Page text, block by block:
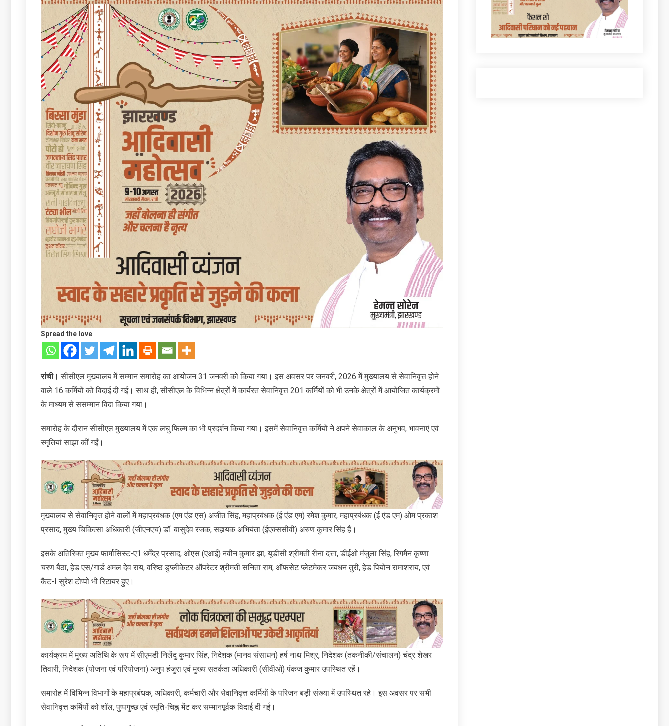
Spread the love
रांची। सीसीएल मुख्यालय में सम्मान समारोह का आयोजन 31 जनवरी को किया गया। इस अवसर पर जनवरी, 2026 में मुख्यालय से सेवानिवृत्त होने
वाले 16 कर्मियों को विदाई दी गई। साथ ही, सीसीएल के विभिन्न क्षेत्रों में कार्यरत सेवानिवृत्त 201 कर्मियों को भी उनके क्षेत्रों में आयोजित कार्यक्रमों
के माध्यम से ससम्मान विदा किया गया।
समारोह के दौरान सीसीएल मुख्यालय में एक लघु फिल्म का भी प्रदर्शन किया गया। इसमें सेवानिवृत्त कर्मियों ने अपने सेवाकाल के अनुभव, भावनाएं एवं
स्मृतियां साझा कीं गईं।
मुख्यालय से सेवानिवृत्त होने वालों में महाप्रबंधक (एम एंड एस) अजीत सिंह, महाप्रबंधक (ई एंड एम) रमेश कुमार, महाप्रबंधक (ई एंड एम) ओम प्रकाश
प्रसाद, मुख्य चिकित्सा अधिकारी (जीएनएच) डॉ. बासुदेव रजक, सहायक अभियंता (ईएक्ससीवी) अरुण कुमार सिंह हैं।
इसके अतिरिक्‍त मुख्य फार्मासिस्ट-ए1 धर्मेंद्र प्रसाद, ओएस (एआई) नवीन कुमार झा, यूडीसी श्रीमती रीना दत्ता, डीईओ मंजुला सिंह, रिगमैन कृष्णा
चरण बैठा, हेड एस/गार्ड अमल देव राय, वरिष्ठ डुप्लीकेटर ऑपरेटर श्रीमती सनिता राम, ऑफसेट प्लेटमेकर जयधन तुरी, हेड पियोन रामाशराय, एवं
कैट-I सुरेश टोप्पो भी रिटायर हुए।
कार्यक्रम में मुख्य अतिथि के रूप में सीएमडी निलेंदु कुमार सिंह, निदेशक (मानव संसाधन) हर्ष नाथ मिश्र, निदेशक (तकनीकी/संचालन) चंद्र शेखर
तिवारी, निदेशक (योजना एवं परियोजना) अनुप हंजुरा एवं मुख्य सतर्कता अधिकारी (सीवीओ) पंकज कुमार उपस्थित रहें।
समारोह में विभिन्न विभागों के महाप्रबंधक, अधिकारी, कर्मचारी और सेवानिवृत्त कर्मियों के परिजन बड़ी संख्या में उपस्थित रहे। इस अवसर पर सभी
सेवानिवृत्त कर्मियों को शॉल, पुष्पगुच्छ एवं स्मृति-चिह्न भेंट कर सम्मानपूर्वक विदाई दी गई।